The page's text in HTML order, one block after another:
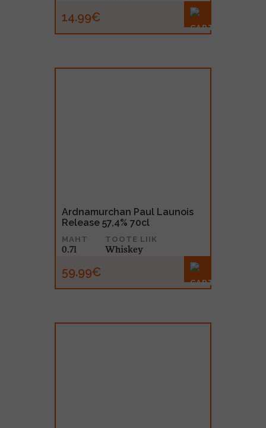
14.99€
Ardnamurchan Paul Launois
Release 57,4% 70cl
MAHT
0.7l
TOOTE LIIK
Whiskey
59.99€